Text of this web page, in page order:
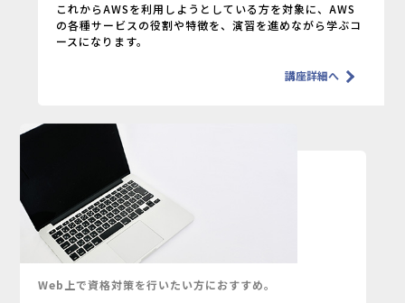
これからAWSを利用しようとしている方を対象に、AWS
の各種サービスの役割や特徴を、演習を進めながら学ぶコ
ースになります。
講座詳細へ
Web上で資格対策を行いたい方におすすめ。